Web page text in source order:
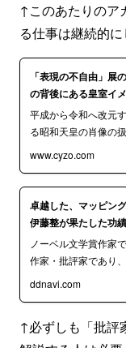
↑このあたりのア
る仕事は継続的に
「表現の不自由」展
の背後にある皇室イ
平成から令和へ改元
る昭和天皇の肖像の
www.cyzo.com
卓越した、マッピン
伊藤整が果たした功
ノーベル文学賞作家
作家・批評家であり
ddnavi.com
↑必ずしも「批評